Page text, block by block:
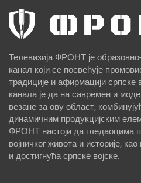
Телевизија ФРОНТ је
канал који се посвећује
традиције и афирмацији
канала је да на савремен и
везане за ову област,
динамичним продукцијским
ФРОНТ настоји да гледаоцима
војничког живота и историје,
и достигнућа српске војске.